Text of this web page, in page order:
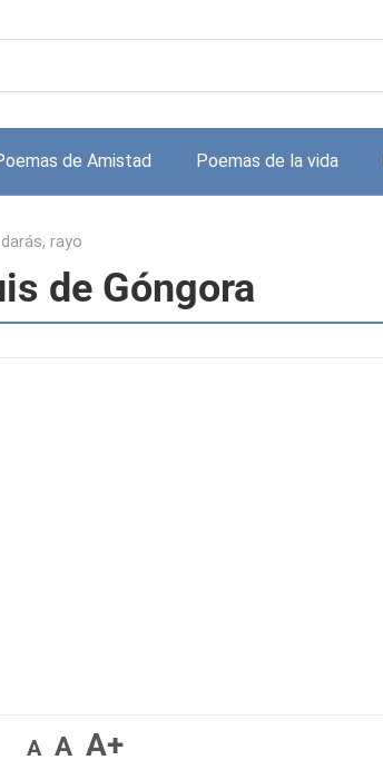
de Amistad Poemas de la vida
rayo
de Góngora
A A A+